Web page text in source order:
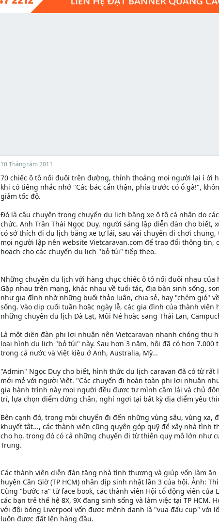
10 Tháng tám 2011
70 chiếc ô tô nối đuôi trên đường, thỉnh thoảng mọi người lại í ới
khi có tiếng nhắc nhở "Các bác cẩn thận, phía trước có ổ gà!",
giảm tốc độ.
Đó là câu chuyện trong chuyến du lịch bằng xe ô tô cá nhân do
chức. Anh Trần Thái Ngọc Duy, người sáng lập diễn đàn cho biết,
có sở thích đi du lịch bằng xe tự lái, sau vài chuyến đi chơi
mọi người lập nên website Vietcaravan.com để trao đổi thông tin,
hoạch cho các chuyến du lịch "bỏ túi" tiếp theo.
Những chuyến du lịch với hàng chục chiếc ô tô nối đuôi nhau của
Gặp nhau trên mạng, khác nhau về tuổi tác, địa bàn sinh sống,
như gia đình nhờ những buổi thảo luận, chia sẻ, hay "chém gió"
sống. Vào dịp cuối tuần hoặc ngày lễ, các gia đình của thành viên
những chuyến du lịch Đà Lạt, Mũi Né hoặc sang Thái Lan,
Là một diễn đàn phi lợi nhuận nên Vietcaravan nhanh chóng thu
loại hình du lịch "bỏ túi" này. Sau hơn 3 năm, hội đã có hơn
trong cả nước và Việt kiều ở Anh, Australia, Mỹ...
"Admin" Ngọc Duy cho biết, hình thức du lịch caravan đã có từ
mới mẻ với người Việt. "Các chuyến đi hoàn toàn phi lợi nhuận
gia hành trình này mọi người đều được tự mình cầm lái và chủ
trí, lựa chọn điểm dừng chân, nghỉ ngơi tại bất kỳ địa điểm yêu
Bên cạnh đó, trong mỗi chuyến đi đến những vùng sâu, vùng xa,
khuyết tật..., các thành viên cũng quyên góp quỹ để xây nhà tình
cho họ, trong đó có cả những chuyến đi từ thiện quy mô lớn như
Trung.
Các thành viên diễn đàn tặng nhà tình thương và giúp vốn làm
huyện Cần Giờ (TP HCM) nhân dịp sinh nhật lần 3 của hội. Ảnh:
Cũng "bước ra" từ face book, các thành viên Hội cổ động viên của
các bạn trẻ thế hệ 8X, 9X đang sinh sống và làm việc tại TP HCM.
với đội bóng Liverpool vốn được mệnh danh là "vua đấu cup" với
luôn được đặt lên hàng đầu.